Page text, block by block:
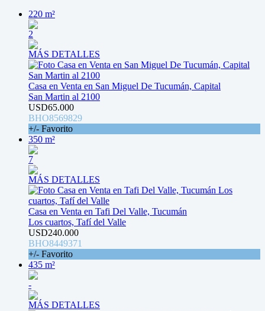
220 m²
2
MÁS DETALLES
Casa en Venta en San Miguel De Tucumán, Capital
San Martin al 2100
USD65.000
BHO8569829
+/- Favorito
350 m²
7
MÁS DETALLES
Casa en Venta en Tafi Del Valle, Tucumán
Los cuartos, Tafí del Valle
USD240.000
BHO8449371
+/- Favorito
435 m²
-
MÁS DETALLES